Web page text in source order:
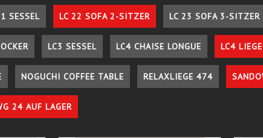
SESSEL LC 22 SOFA 2-SITZER LC 23 SOFA 3-SITZER
LC3 SESSEL LC4 CHAISE LONGUE LC4 LIEGE
NOGUCHI COFFEE TABLE RELAXLIEGE 474
24 AUF LAGER